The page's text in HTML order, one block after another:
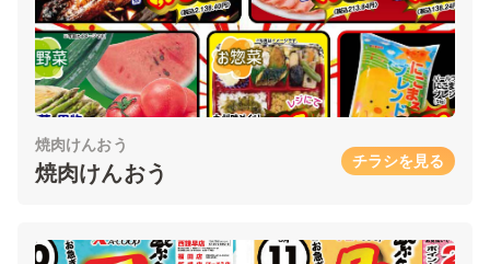
焼肉けんおう
焼肉けんおう チラシを見る